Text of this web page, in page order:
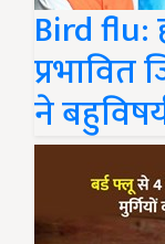
Bird flu:
प्रभावित
ने